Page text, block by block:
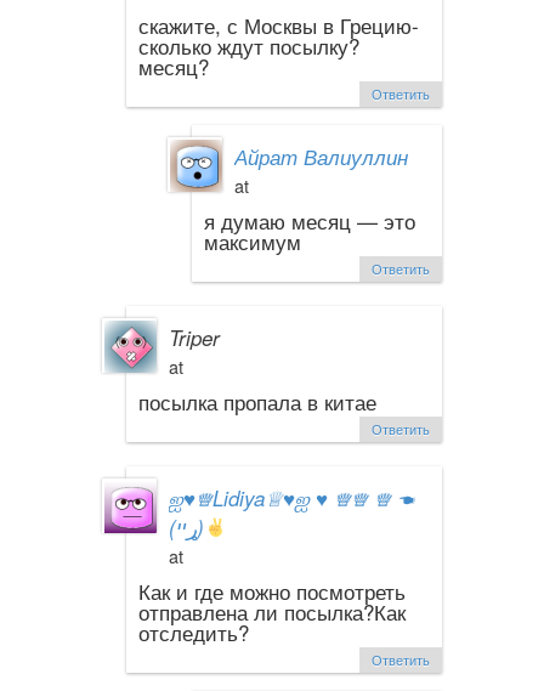
скажите, с Москвы в Грецию-
сколько ждут посылку?
месяц?
Ответить
Айрат Валиуллин
at
я думаю месяц — это
максимум
Ответить
Triper
at
посылка пропала в китае
Ответить
ஐ♥♕Lidiya♕♥ஐ ♥ ♕♕ ♕ ☚
(ړײ)
at
Как и где можно посмотреть
отправлена ли посылка?Как
отследить?
Ответить